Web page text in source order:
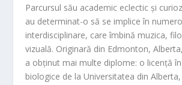
Parcursul său academic eclectic și
au determinat-o să se implice în
interdisciplinare, care îmbină muzica,
vizuală. Originară din Edmonton,
a obținut mai multe diplome: o licență
biologice de la Universitatea din